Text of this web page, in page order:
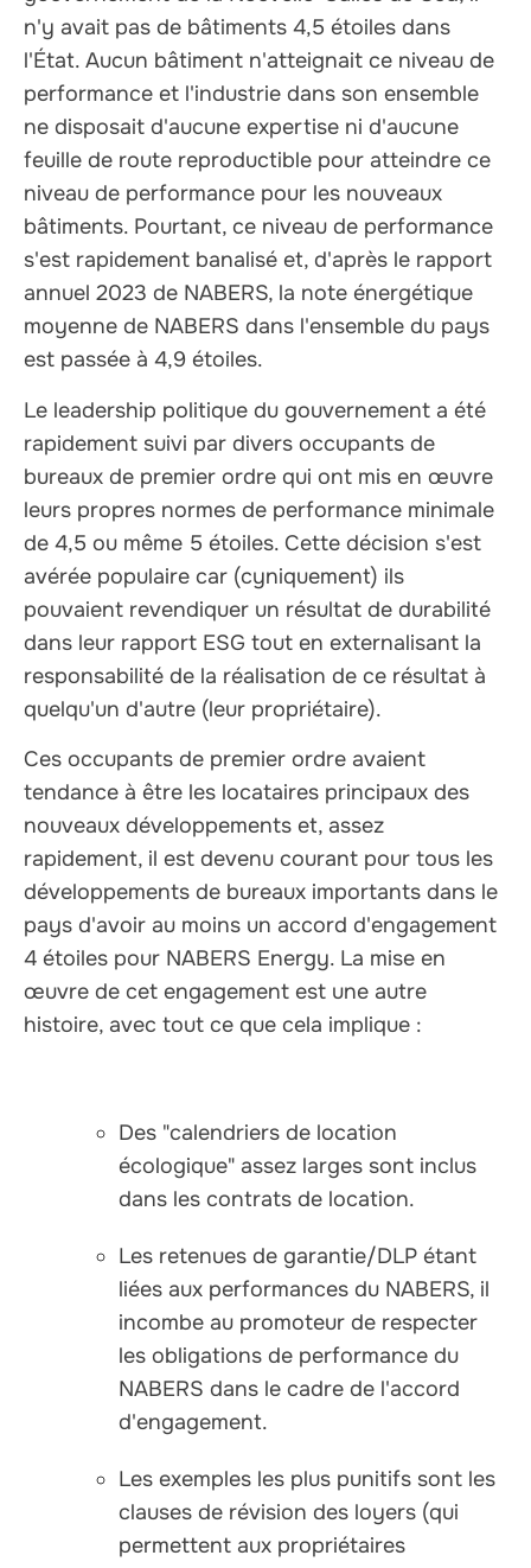
n'y avait pas de bâtiments 4,5 étoiles dans
l'État. Aucun bâtiment n'atteignait ce niveau de
performance et l'industrie dans son ensemble
ne disposait d'aucune expertise ni d'aucune
feuille de route reproductible pour atteindre ce
niveau de performance pour les nouveaux
bâtiments. Pourtant, ce niveau de performance
s'est rapidement banalisé et, d'après le rapport
annuel 2023 de NABERS, la note énergétique
moyenne de NABERS dans l'ensemble du pays
est passée à 4,9 étoiles.
Le leadership politique du gouvernement a été
rapidement suivi par divers occupants de
bureaux de premier ordre qui ont mis en œuvre
leurs propres normes de performance minimale
de 4,5 ou même 5 étoiles. Cette décision s'est
avérée populaire car (cyniquement) ils
pouvaient revendiquer un résultat de durabilité
dans leur rapport ESG tout en externalisant la
responsabilité de la réalisation de ce résultat à
quelqu'un d'autre (leur propriétaire).
Ces occupants de premier ordre avaient
tendance à être les locataires principaux des
nouveaux développements et, assez
rapidement, il est devenu courant pour tous les
développements de bureaux importants dans le
pays d'avoir au moins un accord d'engagement
4 étoiles pour NABERS Energy. La mise en
œuvre de cet engagement est une autre
histoire, avec tout ce que cela implique :
Des "calendriers de location
écologique" assez larges sont inclus
dans les contrats de location.
Les retenues de garantie/DLP étant
liées aux performances du NABERS, il
incombe au promoteur de respecter
les obligations de performance du
NABERS dans le cadre de l'accord
d'engagement.
Les exemples les plus punitifs sont les
clauses de révision des loyers (qui
permettent aux propriétaires